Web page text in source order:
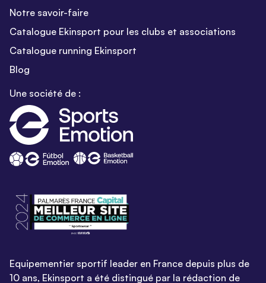
Notre savoir-faire
Catalogue Ekinsport pour les clubs et associations
Catalogue running Ekinsport
Blog
Une société de :
Equipementier sportif leader en France depuis plus de
10 ans, Ekinsport a été distingué par la rédaction de